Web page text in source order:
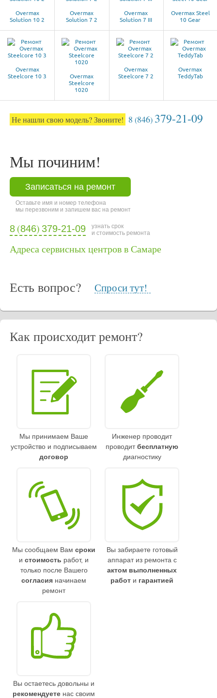
Overmax
Solution 10 2
Overmax
Solution 7 2
Overmax
Solution 7 III
Overmax Steel
10 Gear
Overmax
Steelcore 10 3
Overmax
Steelcore
1020
Overmax
Steelcore 7 2
Overmax
TeddyTab
Не нашли свою модель? Звоните! 8 (846) 379-21-09
Мы починим!
Записаться на ремонт
Оставьте имя и номер телефона
мы перезвоним и запишем вас на ремонт
8 (846) 379-21-09
узнать срок
и стоимость ремонта
Адреса сервисных центров в Самаре
Есть вопрос? Спроси тут!
Как происходит ремонт?
Мы принимаем Ваше
устройство и подписываем
договор
Инженер проводит
проводитбесплатную
диагностику
Мы сообщаем Вам сроки
и стоимость работ, и
только после Вашего
согласия начинаем
ремонт
Вы забираете готовый
аппарат из ремонта с
актом выполненных
работ и гарантией
Вы остаетесь довольны и
рекомендуете нас своим